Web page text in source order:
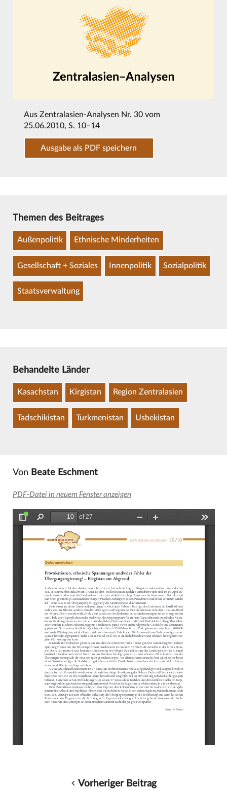
Aus Zentralasien-Analysen Nr. 30 vom
25.06.2010, S. 10–14
Ausgabe als PDF speichern
Themen des Beitrages
Außenpolitik Ethnische Minderheiten
Gesellschaft + Soziales Innenpolitik Sozialpolitik
Staatsverwaltung
Behandelte Länder
Kasachstan Kirgistan Region Zentralasien
Tadschikistan Turkmenistan Usbekistan
Von Beate Eschment
PDF-Datei in neuem Fenster anzeigen
Vorheriger Beitrag